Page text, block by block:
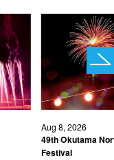
Aug 8, 2026
49th Okutama
Festival